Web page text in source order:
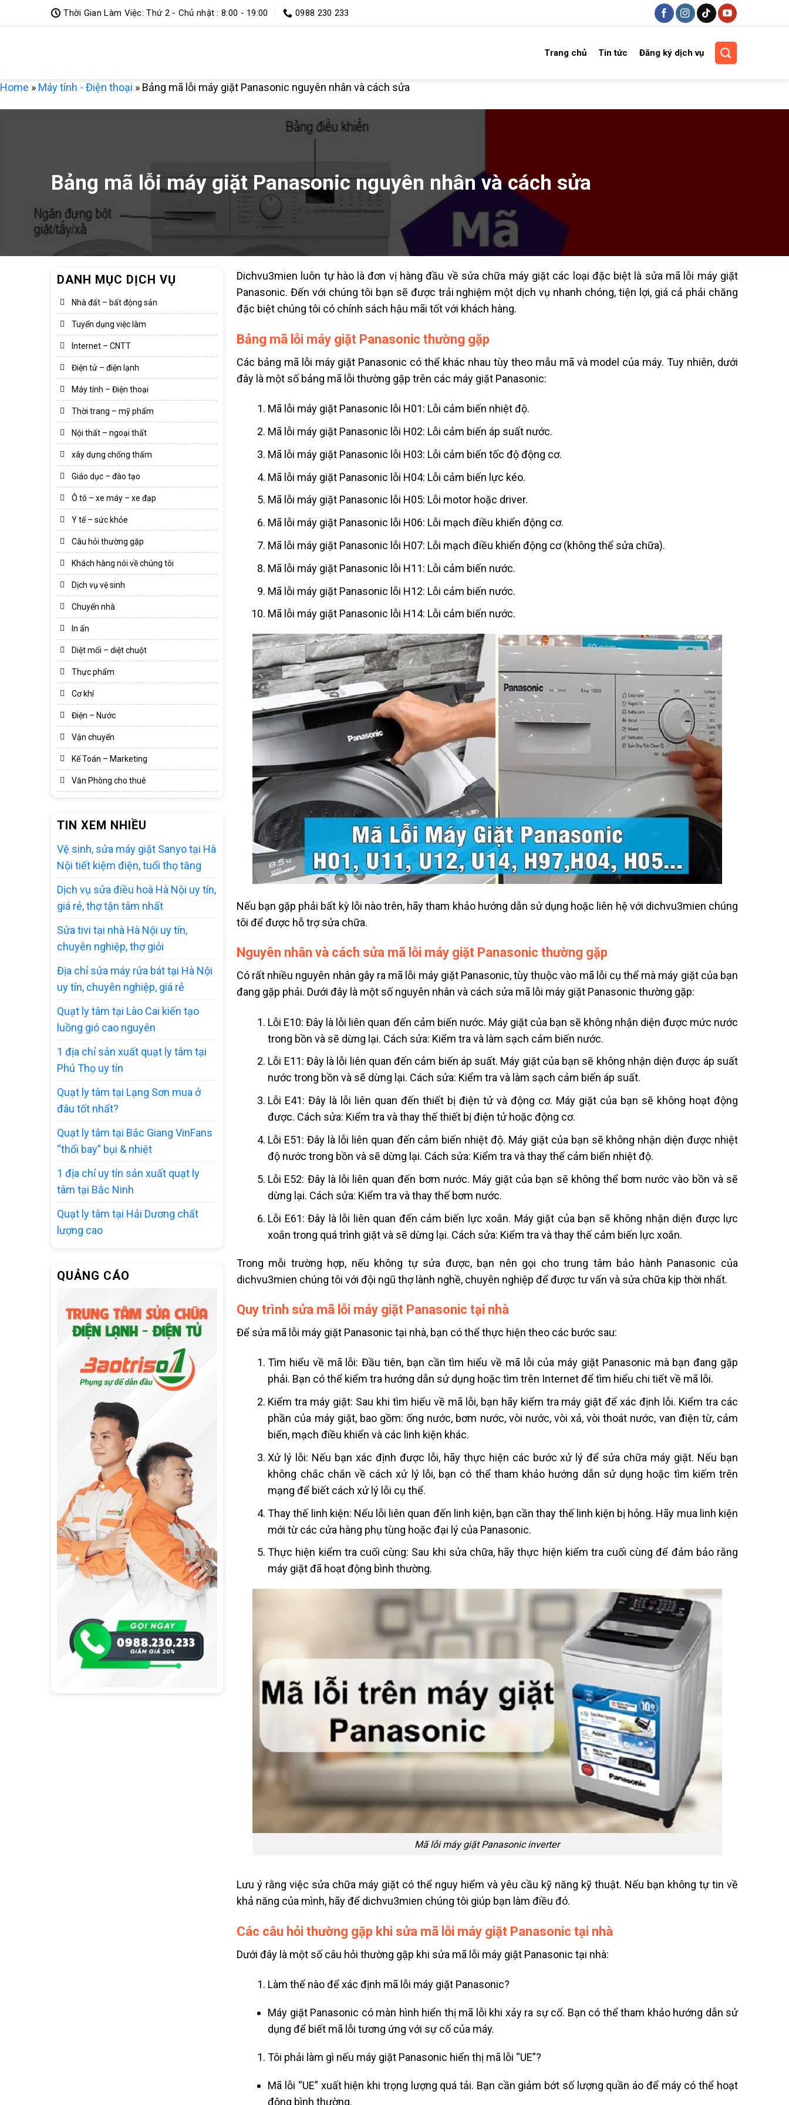
qua
Thời Gian Làm Việc: Thứ 2 - Chủ nhật : 8:00 - 19:00 0988 230 233
Trang chủ Tin tức Đăng ký dịch vụ
Home » Máy tính - Điện thoại » Bảng mã lỗi máy giặt Panasonic nguyên nhân và cách sửa
Bảng mã lỗi máy giặt Panasonic nguyên nhân và cách sửa
DANH MỤC DỊCH VỤ
Nhà đất – bất động sản
Tuyển dụng việc làm
Internet – CNTT
Điện tử – điện lạnh
Máy tính – Điện thoại
Thời trang – mỹ phẩm
Nội thất – ngoại thất
xây dựng chống thấm
Giáo dục – đào tạo
Ô tô – xe máy – xe đạp
Y tế – sức khỏe
Câu hỏi thường gặp
Khách hàng nói về chúng tôi
Dịch vụ vệ sinh
Chuyển nhà
In ấn
Diệt mối – diệt chuột
Thực phẩm
Cơ khí
Điện – Nước
Vận chuyển
Kế Toán – Marketing
Văn Phòng cho thuê
TIN XEM NHIỀU
Vệ sinh, sửa máy giặt Sanyo tại Hà
Nội tiết kiệm điện, tuổi thọ tăng
Dịch vụ sửa điều hoà Hà Nội uy tín,
giá rẻ, thợ tận tâm nhất
Sửa tivi tại nhà Hà Nội uy tín,
chuyên nghiệp, thợ giỏi
Địa chỉ sửa máy rửa bát tại Hà Nội
uy tín, chuyên nghiệp, giá rẻ
Quạt ly tâm tại Lào Cai kiến tạo
luồng gió cao nguyên
1 địa chỉ sản xuất quạt ly tâm tại
Phú Thọ uy tín
Quạt ly tâm tại Lạng Sơn mua ở
đâu tốt nhất?
Quạt ly tâm tại Bắc Giang VinFans
“thổi bay” bụi & nhiệt
1 địa chỉ uy tín sản xuất quạt ly
tâm tại Bắc Ninh
Quạt ly tâm tại Hải Dương chất
lượng cao
QUẢNG CÁO
Dichvu3mien luôn tự hào là đơn vị hàng đầu về sửa chữa máy giặt các loại đặc biệt là sửa mã lỗi máy giặt
Panasonic. Đến với chúng tôi bạn sẽ được trải nghiệm một dịch vụ nhanh chóng, tiện lợi, giá cả phải chăng
đặc biệt chúng tôi có chính sách hậu mãi tốt với khách hàng.
Bảng mã lỗi máy giặt Panasonic thường gặp
Các bảng mã lỗi máy giặt Panasonic có thể khác nhau tùy theo mẫu mã và model của máy. Tuy nhiên, dưới
đây là một số bảng mã lỗi thường gặp trên các máy giặt Panasonic:
Mã lỗi máy giặt Panasonic lỗi H01: Lỗi cảm biến nhiệt độ.
Mã lỗi máy giặt Panasonic lỗi H02: Lỗi cảm biến áp suất nước.
Mã lỗi máy giặt Panasonic lỗi H03: Lỗi cảm biến tốc độ động cơ.
Mã lỗi máy giặt Panasonic lỗi H04: Lỗi cảm biến lực kéo.
Mã lỗi máy giặt Panasonic lỗi H05: Lỗi motor hoặc driver.
Mã lỗi máy giặt Panasonic lỗi H06: Lỗi mạch điều khiển động cơ.
Mã lỗi máy giặt Panasonic lỗi H07: Lỗi mạch điều khiển động cơ (không thể sửa chữa).
Mã lỗi máy giặt Panasonic lỗi H11: Lỗi cảm biến nước.
Mã lỗi máy giặt Panasonic lỗi H12: Lỗi cảm biến nước.
Mã lỗi máy giặt Panasonic lỗi H14: Lỗi cảm biến nước.
Nếu bạn gặp phải bất kỳ lỗi nào trên, hãy tham khảo hướng dẫn sử dụng hoặc liên hệ với dichvu3mien chúng
tôi để được hỗ trợ sửa chữa.
Nguyên nhân và cách sửa mã lỗi máy giặt Panasonic thường gặp
Có rất nhiều nguyên nhân gây ra mã lỗi máy giặt Panasonic, tùy thuộc vào mã lỗi cụ thể mà máy giặt của bạn
đang gặp phải. Dưới đây là một số nguyên nhân và cách sửa mã lỗi máy giặt Panasonic thường gặp:
Lỗi E10: Đây là lỗi liên quan đến cảm biến nước. Máy giặt của bạn sẽ không nhận diện được mức nước
trong bồn và sẽ dừng lại. Cách sửa: Kiểm tra và làm sạch cảm biến nước.
Lỗi E11: Đây là lỗi liên quan đến cảm biến áp suất. Máy giặt của bạn sẽ không nhận diện được áp suất
nước trong bồn và sẽ dừng lại. Cách sửa: Kiểm tra và làm sạch cảm biến áp suất.
Lỗi E41: Đây là lỗi liên quan đến thiết bị điện tử và động cơ. Máy giặt của bạn sẽ không hoạt động
được. Cách sửa: Kiểm tra và thay thế thiết bị điện tử hoặc động cơ.
Lỗi E51: Đây là lỗi liên quan đến cảm biến nhiệt độ. Máy giặt của bạn sẽ không nhận diện được nhiệt
độ nước trong bồn và sẽ dừng lại. Cách sửa: Kiểm tra và thay thế cảm biến nhiệt độ.
Lỗi E52: Đây là lỗi liên quan đến bơm nước. Máy giặt của bạn sẽ không thể bơm nước vào bồn và sẽ
dừng lại. Cách sửa: Kiểm tra và thay thế bơm nước.
Lỗi E61: Đây là lỗi liên quan đến cảm biến lực xoắn. Máy giặt của bạn sẽ không nhận diện được lực
xoắn trong quá trình giặt và sẽ dừng lại. Cách sửa: Kiểm tra và thay thế cảm biến lực xoắn.
Trong mỗi trường hợp, nếu không tự sửa được, bạn nên gọi cho trung tâm bảo hành Panasonic của
dichvu3mien chúng tôi với đội ngũ thợ lành nghề, chuyên nghiệp để được tư vấn và sửa chữa kịp thời nhất.
Quy trình sửa mã lỗi máy giặt Panasonic tại nhà
Để sửa mã lỗi máy giặt Panasonic tại nhà, bạn có thể thực hiện theo các bước sau:
Tìm hiểu về mã lỗi: Đầu tiên, bạn cần tìm hiểu về mã lỗi của máy giặt Panasonic mà bạn đang gặp
phải. Bạn có thể kiểm tra hướng dẫn sử dụng hoặc tìm trên Internet để tìm hiểu chi tiết về mã lỗi.
Kiểm tra máy giặt: Sau khi tìm hiểu về mã lỗi, bạn hãy kiểm tra máy giặt để xác định lỗi. Kiểm tra các
phần của máy giặt, bao gồm: ống nước, bơm nước, vòi nước, vòi xả, vòi thoát nước, van điện từ, cảm
biến, mạch điều khiển và các linh kiện khác.
Xử lý lỗi: Nếu bạn xác định được lỗi, hãy thực hiện các bước xử lý để sửa chữa máy giặt. Nếu bạn
không chắc chắn về cách xử lý lỗi, bạn có thể tham khảo hướng dẫn sử dụng hoặc tìm kiếm trên
mạng để biết cách xử lý lỗi cụ thể.
Thay thế linh kiện: Nếu lỗi liên quan đến linh kiện, bạn cần thay thế linh kiện bị hỏng. Hãy mua linh kiện
mới từ các cửa hàng phụ tùng hoặc đại lý của Panasonic.
Thực hiện kiểm tra cuối cùng: Sau khi sửa chữa, hãy thực hiện kiểm tra cuối cùng để đảm bảo rằng
máy giặt đã hoạt động bình thường.
Mã lỗi máy giặt Panasonic inverter
Lưu ý rằng việc sửa chữa máy giặt có thể nguy hiểm và yêu cầu kỹ năng kỹ thuật. Nếu bạn không tự tin về
khả năng của mình, hãy để dichvu3mien chúng tôi giúp bạn làm điều đó.
Các câu hỏi thường gặp khi sửa mã lỗi máy giặt Panasonic tại nhà
Dưới đây là một số câu hỏi thường gặp khi sửa mã lỗi máy giặt Panasonic tại nhà:
Làm thế nào để xác định mã lỗi máy giặt Panasonic?
Máy giặt Panasonic có màn hình hiển thị mã lỗi khi xảy ra sự cố. Bạn có thể tham khảo hướng dẫn sử
dụng để biết mã lỗi tương ứng với sự cố của máy.
Tôi phải làm gì nếu máy giặt Panasonic hiển thị mã lỗi “UE”?
Mã lỗi “UE” xuất hiện khi trọng lượng quá tải. Bạn cần giảm bớt số lượng quần áo để máy có thể hoạt
động bình thường.